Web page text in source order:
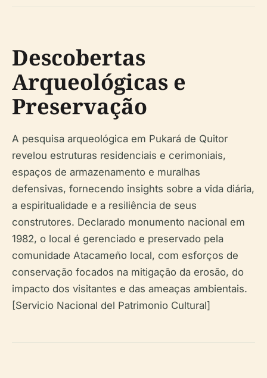
Descobertas
Arqueológicas e
Preservação
A pesquisa arqueológica em Pukará de Quitor
revelou estruturas residenciais e cerimoniais,
espaços de armazenamento e muralhas
defensivas, fornecendo insights sobre a vida diária,
a espiritualidade e a resiliência de seus
construtores. Declarado monumento nacional em
1982, o local é gerenciado e preservado pela
comunidade Atacameño local, com esforços de
conservação focados na mitigação da erosão, do
impacto dos visitantes e das ameaças ambientais.
[Servicio Nacional del Patrimonio Cultural]